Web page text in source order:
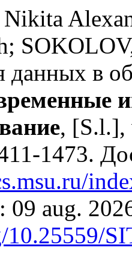
данных в
, [S.l.],
1473.
09 aug.